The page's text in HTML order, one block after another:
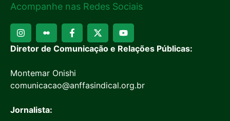
Acompanhe nas Redes Sociais
Diretor de Comunicação e Relações Públicas:
Montemar Onishi
comunicacao@anffasindical.org.br
Jornalista: